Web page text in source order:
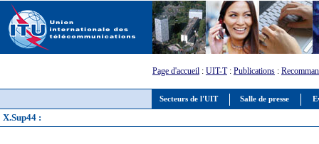
Secteurs de l'UIT Salle de presse
Page d'accueil : UIT-T: Publications :
X.Sup44 :